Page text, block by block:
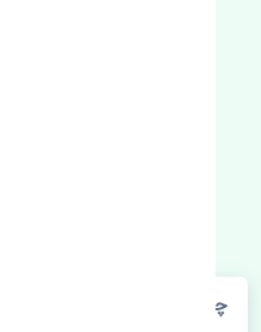
چگونه می‌توانم از قیمت